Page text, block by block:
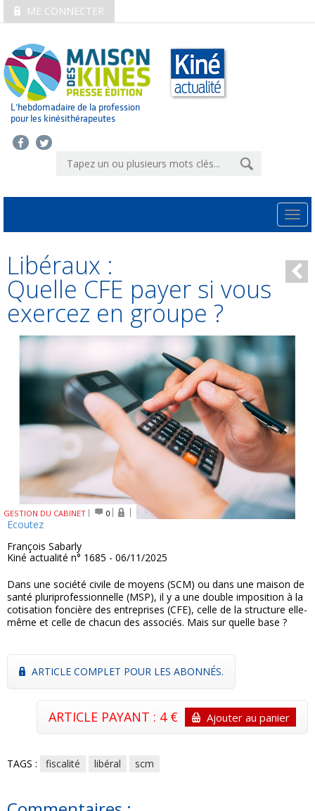
ME CONNECTER
L’hebdomadaire de la profession
pour les kinésithérapeutes
Libéraux :
Quelle CFE payer si vous
exercez en groupe ?
GESTION DU CABINET 0
Ecoutez
François Sabarly
Kiné actualité n° 1685 - 06/11/2025
Dans une société civile de moyens (SCM) ou dans une maison de
santé pluriprofessionnelle (MSP), il y a une double imposition à la
cotisation foncière des entreprises (CFE), celle de la structure elle-
même et celle de chacun des associés. Mais sur quelle base ?
ARTICLE COMPLET POUR LES ABONNÉS.
ARTICLE PAYANT : 4 € Ajouter au panier
TAGS : fiscalité libéral scm